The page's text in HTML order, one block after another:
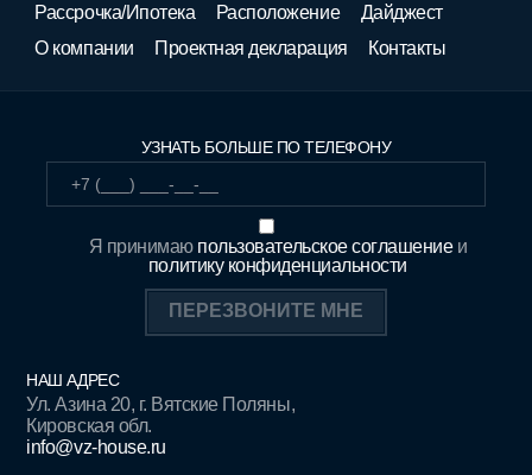
Рассрочка/Ипотека
Расположение
Дайджест
О компании
Проектная декларация Контакты
НАШ АДРЕС
Ул. Азина 20, г. Вятские Поляны,
Кировская обл.
info@vz-house.ru
УЗНАТЬ БОЛЬШЕ ПО ТЕЛЕФОНУ
Я принимаю пользовательское соглашениеи
политику конфиденциальности